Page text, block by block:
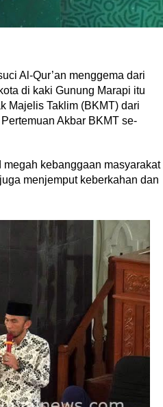
Al-Qur’an menggema dari
di kaki Gunung Marapi itu
Majelis Taklim (BKMT) dari
Akbar BKMT se-
kebanggaan masyarakat
menjemput keberkahan dan